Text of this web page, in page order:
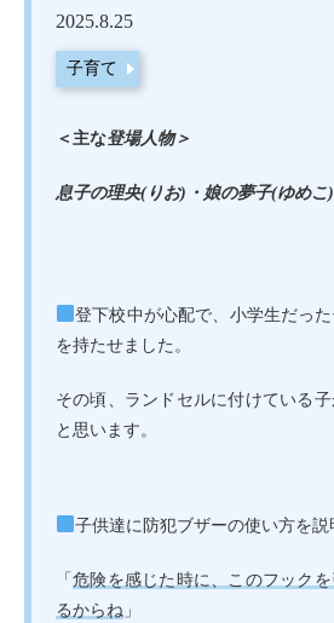
2025.8.25
子育て
＜主な登場人物＞
息子の理央(りお)・娘の夢子(ゆめこ)
登下校中が心配で、小学生だっ
を持たせました。
その頃、ランドセルに付けている
と思います。
子供達に防犯ブザーの使い方を説
「危険を感じた時に、このフック
るからね 」